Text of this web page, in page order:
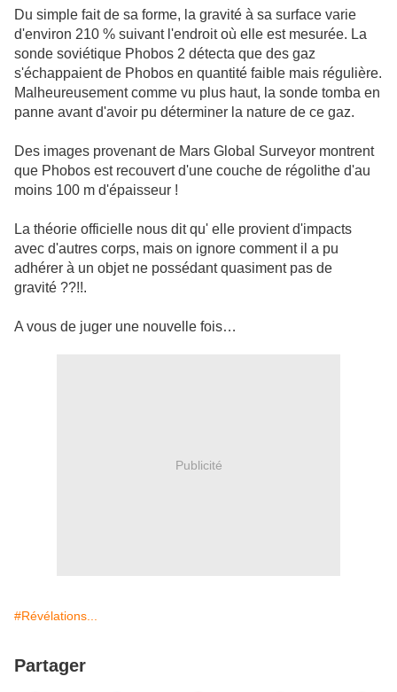
Du simple fait de sa forme, la gravité à sa surface varie
d'environ 210 % suivant l'endroit où elle est mesurée. La
sonde soviétique Phobos 2 détecta que des gaz
s'échappaient de Phobos en quantité faible mais régulière.
Malheureusement comme vu plus haut, la sonde tomba en
panne avant d'avoir pu déterminer la nature de ce gaz.
Des images provenant de Mars Global Surveyor montrent
que Phobos est recouvert d'une couche de régolithe d'au
moins 100 m d'épaisseur !
La théorie officielle nous dit qu' elle provient d'impacts
avec d'autres corps, mais on ignore comment il a pu
adhérer à un objet ne possédant quasiment pas de
gravité ??!!.
A vous de juger une nouvelle fois…
Publicité
#Révélations...
Partager